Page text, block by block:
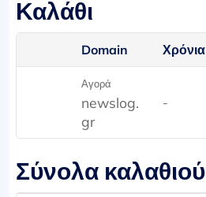
Καλάθι
Domain Χρόνια
Αγορά
newslog.
gr
-
Σύνολα καλαθιού